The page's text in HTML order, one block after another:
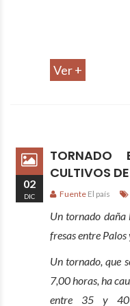
Ver +
TORNADO
CULTIVOS
Fuente El país
Un tornado daña
fresas entre
Un tornado, que
7,00 horas, ha
entre 35 y 40
02
DIC